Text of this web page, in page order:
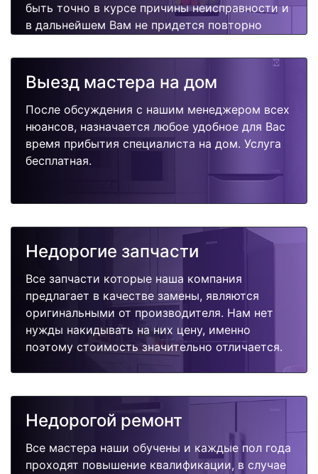
быть точно в курсе причины неисправности и
в дальнейшем Вам не придется повторно
поломок.
Выезд мастера на дом
После обсуждения с нашим менеджером всех
нюансов, назначается любое удобное для Вас
время прибытия специалиста на дом. Услуга
бесплатная.
Недорогие запчасти
Все запчасти которые наша компания
предлагает в качестве замены, являются
оригинальными от производителя. Нам нет
нужды накидывать на них цену, именно
поэтому стоимость значительно отличается.
Недорогой ремонт
Все мастера наши обучены и каждые пол года
проходят повышение квалификации, в случае